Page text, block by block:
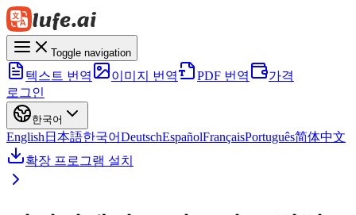
Toggle navigation
텍스트 번역 이미지 번역 PDF 번역
가격
로그인
한국어
English 日本語한국어DeutschEspañolFrançaisPortuguês简体中文
확장 프로그램 설치